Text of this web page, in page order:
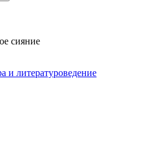
и литературоведение